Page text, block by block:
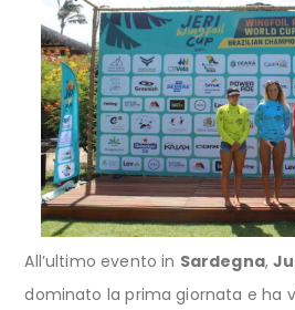
All’ultimo evento in Sardegna,
dominato la prima giornata e ha